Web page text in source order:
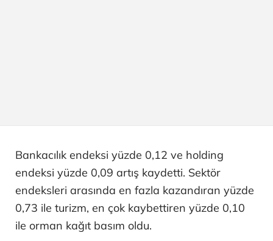
Bankacılık endeksi yüzde 0,12 ve holding
endeksi yüzde 0,09 artış kaydetti. Sektör
endeksleri arasında en fazla kazandıran yüzde
0,73 ile turizm, en çok kaybettiren yüzde 0,10
ile orman kağıt basım oldu.